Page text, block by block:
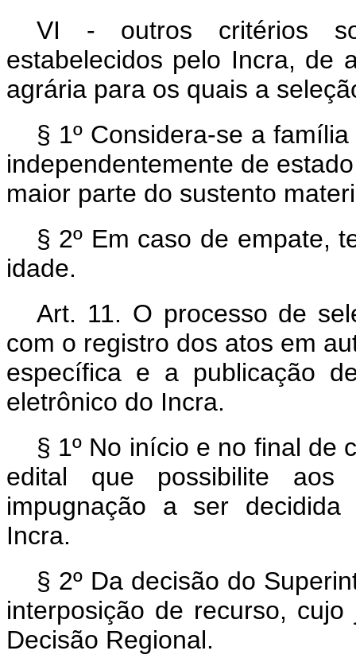
VI - outros critérios
estabelecidos pelo Incra, de
agrária para os quais a
§ 1º Considera-se a
independentemente de
maior parte do sustento
§ 2º Em caso de empate,
idade.
Art. 11. O processo de
com o registro dos atos em
específica e a publicação
eletrônico do Incra.
§ 1º No início e no final de
edital que possibilite aos
impugnação a ser decidida
Incra.
§ 2º Da decisão do
interposição de recurso,
Decisão Regional.